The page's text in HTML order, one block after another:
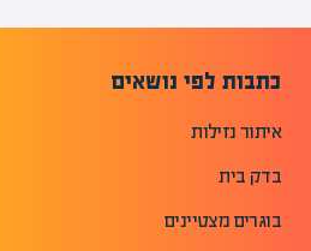
כתבות לפי נושאים
איתור נזילות
בדק בית
בוגרים מצטיינים